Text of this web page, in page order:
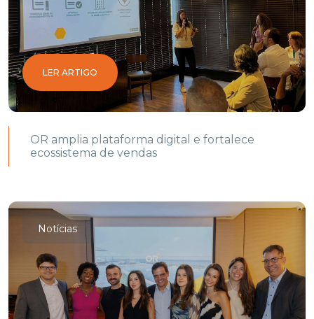
LER ARTIGO
OR amplia plataforma digital e fortalece
ecossistema de vendas
Notícias